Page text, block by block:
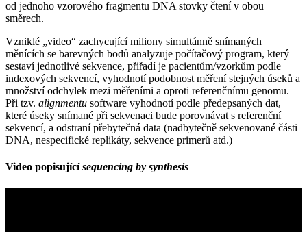
od jednoho vzorového fragmentu DNA stovky čtení v obou
směrech.
Vzniklé „video“ zachycující miliony simultánně snímaných
měnících se barevných bodů analyzuje počítačový program, který
sestaví jednotlivé sekvence, přiřadí je pacientům/vzorkům podle
indexových sekvencí, vyhodnotí podobnost měření stejných úseků a
množství odchylek mezi měřeními a oproti referenčnímu genomu.
Při tzv. alignmentu software vyhodnotí podle předepsaných dat,
které úseky snímané při sekvenaci bude porovnávat s referenční
sekvencí, a odstraní přebytečná data (nadbytečně sekvenované části
DNA, nespecifické replikáty, sekvence primerů atd.)
Video popisujícísequencing by synthesis